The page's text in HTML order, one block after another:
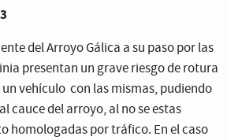
del Arroyo Gálica a su paso por las
presentan un grave riesgo de rotura
vehículo con las mismas, pudiendo
cauce del arroyo, al no se estas
homologadas por tráfico. En el caso